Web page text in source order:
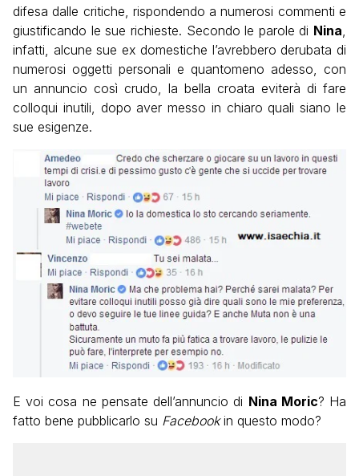
difesa dalle critiche, rispondendo a numerosi commenti e
giustificando le sue richieste. Secondo le parole di Nina,
infatti, alcune sue ex domestiche l’avrebbero derubata di
numerosi oggetti personali e quantomeno adesso, con
un annuncio così crudo, la bella croata eviterà di fare
colloqui inutili, dopo aver messo in chiaro quali siano le
sue esigenze.
E voi cosa ne pensate dell’annuncio di Nina Moric? Ha
fatto bene pubblicarlo su Facebookin questo modo?